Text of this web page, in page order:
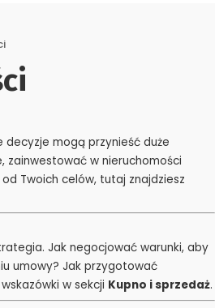
mogą przynieść duże
zainwestować w nieruchomości
Twoich celów, tutaj znajdziesz
Jak negocjować warunki, aby
umowy? Jak przygotować
w sekcji Kupno i sprzedaż.